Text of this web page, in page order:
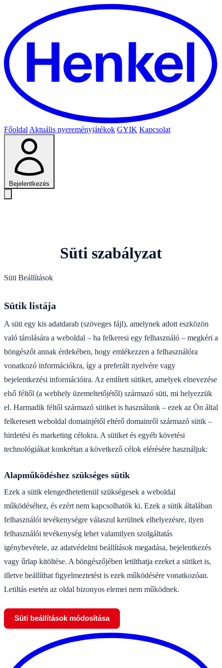
Főoldal Aktuális nyereményjátékok GYIK Kapcsolat
Bejelentkezés
Süti szabályzat
Süti Beállítások
Sütik listája
A süti egy kis adatdarab (szöveges fájl), amelynek adott eszközön
való tárolására a weboldal – ha felkeresi egy felhasználó – megkéri a
böngészőt annak érdekében, hogy emlékezzen a felhasználóra
vonatkozó információkra, így a preferált nyelvére vagy
bejelentkezési információira. Az említett sütiket, amelyek elnevezése
első féltől (a webhely üzemeltetőjétől) származó süti, mi helyezzük
el. Harmadik féltől származó sütiket is használunk – ezek az Ön által
felkeresett weboldal domainjétől eltérő domainről származó sütik –
hirdetési és marketing célokra. A sütiket és egyéb követési
technológiákat konkrétan a következő célok elérésére használjuk:
Alapműködéshez szükséges sütik
Ezek a sütik elengedhetetlenül szükségesek a weboldal
működéséhez, és ezért nem kapcsolhatók ki. Ezek a sütik általában
felhasználói tevékenységre válaszul kerülnek elhelyezésre, ilyen
felhasználói tevékenység lehet valamilyen szolgáltatás
igénybevétele, az adatvédelmi beállítások megadása, bejelentkezés
vagy űrlap kitöltése. A böngészőjében letilthatja ezeket a sütiket is,
illetve beállíthat figyelmeztetést is ezek működésére vonatkozóan.
Letiltás esetén az oldal bizonyos elemei nem működnek.
Süti beállítások módosítása